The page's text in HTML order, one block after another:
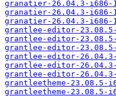
granatier-26.04.3-
granatier-26.04.3-i686-
granatier-26.04.3-i686-
grantlee-editor-
grantlee-editor-
grantlee-editor-
grantlee-editor-
grantlee-editor-
grantlee-editor-
grantleetheme-23.08.5-
grantleetheme-23.08.5-